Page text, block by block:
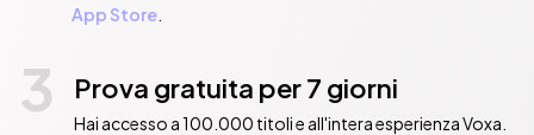
App Store.
3 Prova gratuita per 7 giorni
Hai accesso a 100.000 titoli e all'intera esperienza Voxa.